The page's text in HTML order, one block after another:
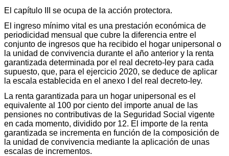
El capítulo III se ocupa de la acción protectora.
El ingreso mínimo vital es una prestación económica de
periodicidad mensual que cubre la diferencia entre el
conjunto de ingresos que ha recibido el hogar unipersonal o
la unidad de convivencia durante el año anterior y la renta
garantizada determinada por el real decreto-ley para cada
supuesto, que, para el ejercicio 2020, se deduce de aplicar
la escala establecida en el anexo I del real decreto-ley.
La renta garantizada para un hogar unipersonal es el
equivalente al 100 por ciento del importe anual de las
pensiones no contributivas de la Seguridad Social vigente
en cada momento, dividido por 12. El importe de la renta
garantizada se incrementa en función de la composición de
la unidad de convivencia mediante la aplicación de unas
escalas de incrementos.